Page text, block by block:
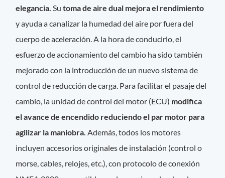
elegancia. Su toma de aire dual mejora el rendimiento
y ayuda a canalizar la humedad del aire por fuera del
cuerpo de aceleración. A la hora de conducirlo, el
esfuerzo de accionamiento del cambio ha sido también
mejorado con la introducción de un nuevo sistema de
control de reducción de carga. Para facilitar el pasaje del
cambio, la unidad de control del motor (ECU) modifica
el avance de encendido reduciendo el par motor para
agilizar la maniobra. Además, todos los motores
incluyen accesorios originales de instalación (control o
morse, cables, relojes, etc.), con protocolo de conexión